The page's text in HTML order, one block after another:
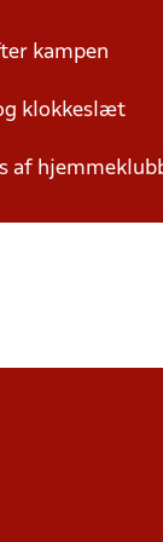
kampen
klokkeslæt
af